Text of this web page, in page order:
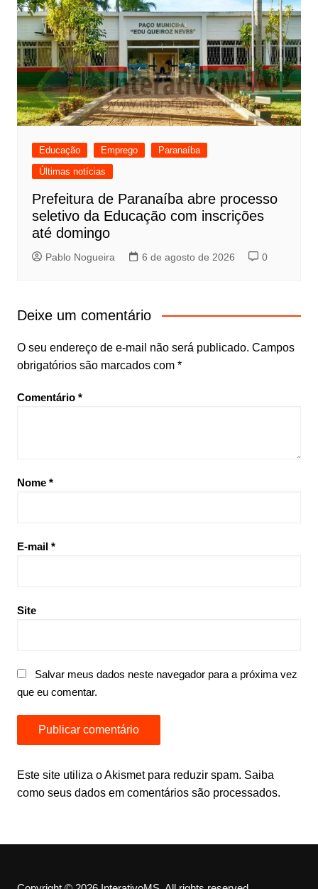
Educação Emprego
Paranaíba
Últimas notícias
Prefeitura de Paranaíba abre processo
seletivo da Educação com inscrições
até domingo
Pablo Nogueira 6 de agosto de 2026 0
Deixe um comentário
O seu endereço de e-mail não será publicado. Campos
obrigatórios são marcados com *
Comentário *
Nome *
E-mail *
Site
Salvar meus dados neste navegador para a próxima vez
que eu comentar.
Este site utiliza o Akismet para reduzir spam. Saiba
como seus dados em comentários são processados.